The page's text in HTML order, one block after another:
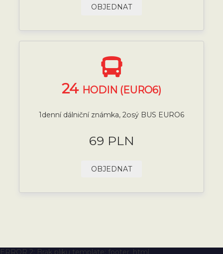
OBJEDNAT
24 HODIN (EURO6)
1denní dálniční známka, 2osý BUS EURO6
69 PLN
OBJEDNAT
ERROR 2: Brak pliku template: footer_html